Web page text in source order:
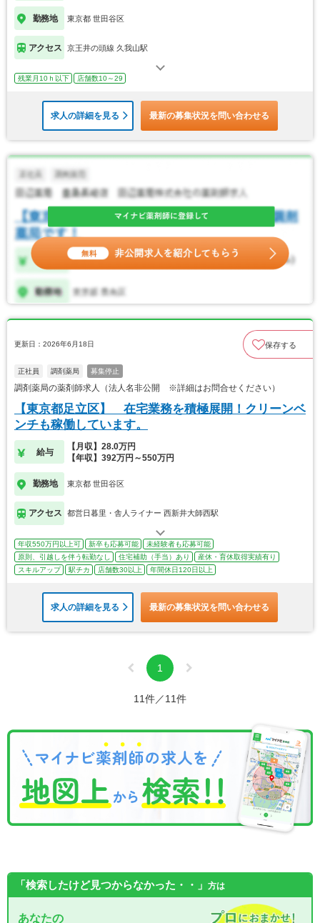
勤務地 東京都 世田谷区
アクセス 京王井の頭線 久我山駅
残業月10ｈ以下 店舗数10～29
求人の詳細を見る 最新の募集状況を問い合わせる
更新日：2026年6月18日 保存する
正社員 調剤薬局 募集停止
調剤薬局の薬剤師求人（法人名非公開 ※詳細はお問合せください）
【東京都足立区】 在宅業務を積極展開！クリーンベ
ンチも稼働しています。
給与
【月収】28.0万円
【年収】392万円～550万円
勤務地 東京都 世田谷区
アクセス 都営日暮里・舎人ライナー 西新井大師西駅
年収550万円以上可 新卒も応募可能
未経験者も応募可能
原則、引越しを伴う転勤なし
住宅補助（手当）あり
産休・育休取得実績有り
スキルアップ
駅チカ 店舗数30以上 年間休日120日以上
求人の詳細を見る 最新の募集状況を問い合わせる
1
11件／11件
「検索したけど見つからなかった・・」 方は
あなたの